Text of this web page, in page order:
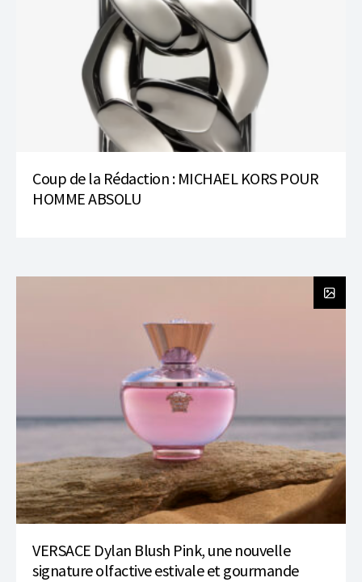
Coup de la Rédaction : MICHAEL KORS POUR
HOMME ABSOLU
VERSACE Dylan Blush Pink, une nouvelle
signature olfactive estivale et gourmande